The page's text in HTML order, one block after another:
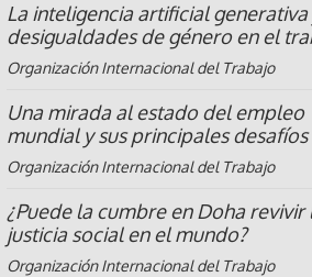
La inteligencia artificial generativa
desigualdades de género en el
Organización Internacional del Trabajo
Una mirada al estado del empleo
mundial y sus principales desafíos
Organización Internacional del Trabajo
¿Puede la cumbre en Doha revivir
justicia social en el mundo?
Organización Internacional del Trabajo